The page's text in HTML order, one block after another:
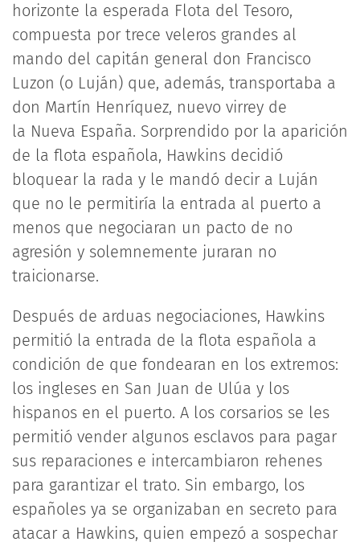
horizonte la esperada Flota del Tesoro,
compuesta por trece veleros grandes al
mando del capitán general don Francisco
Luzon (o Luján) que, además, transportaba a
don Martín Henríquez, nuevo virrey de
la Nueva España. Sorprendido por la aparición
de la flota española, Hawkins decidió
bloquear la rada y le mandó decir a Luján
que no le permitiría la entrada al puerto a
menos que negociaran un pacto de no
agresión y solemnemente juraran no
traicionarse.
Después de arduas negociaciones, Hawkins
permitió la entrada de la flota española a
condición de que fondearan en los extremos:
los ingleses en San Juan de Ulúa y los
hispanos en el puerto. A los corsarios se les
permitió vender algunos esclavos para pagar
sus reparaciones e intercambiaron rehenes
para garantizar el trato. Sin embargo, los
españoles ya se organizaban en secreto para
atacar a Hawkins, quien empezó a sospechar